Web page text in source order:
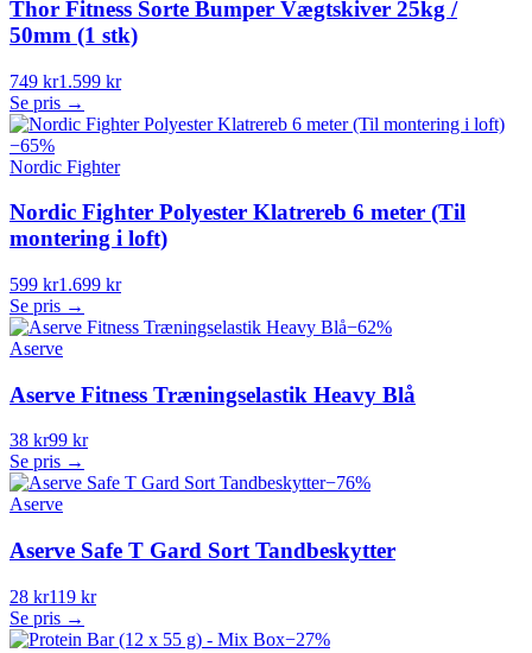
Thor Fitness Sorte Bumper Vægtskiver 25kg /
50mm (1 stk)
749 kr1.599 kr
Se pris →
−65%
Nordic Fighter
Nordic Fighter Polyester Klatrereb 6 meter (Til
montering i loft)
599 kr1.699 kr
Se pris →
−62%
Aserve
Aserve Fitness Træningselastik Heavy Blå
38 kr99 kr
Se pris →
−76%
Aserve
Aserve Safe T Gard Sort Tandbeskytter
28 kr119 kr
Se pris →
−27%